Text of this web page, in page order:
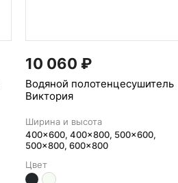
10 060 ₽
Водяной полотенцесушитель
Виктория
Ширина и высота
400x600, 400x800, 500x600,
500x800, 600x800
Цвет